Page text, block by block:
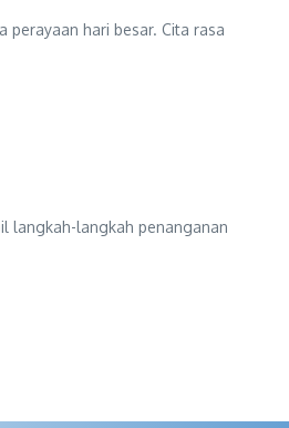
hari besar. Cita rasa
langkah-langkah penanganan